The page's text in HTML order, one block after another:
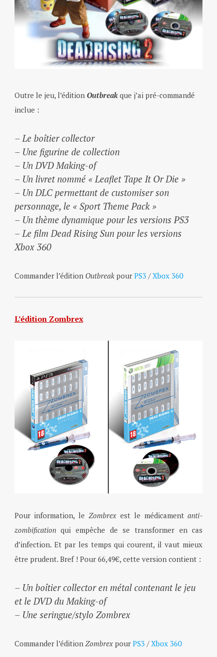
Outre le jeu, l’édition Outbreak que j’ai pré-commandé
inclue :
– Le boîtier collector
– Une figurine de collection
– Un DVD Making-of
– Un livret nommé « Leaflet Tape It Or Die »
– Un DLC permettant de customiser son
personnage, le « Sport Theme Pack »
– Un thème dynamique pour les versions PS3
– Le film Dead Rising Sun pour les versions
Xbox 360
Commander l’édition Outbreak pour PS3 /Xbox 360
L’édition Zombrex
Pour information, leZombrex est le médicamentanti-
zombificationqui empêche de se transformer en cas
d’infection. Et par les temps qui courent, il vaut mieux
être prudent. Bref ! Pour 66,49€, cette version contient :
– Un boîtier collector en métal contenant le jeu
et le DVD du Making-of
– Une seringue/stylo Zombrex
Commander l’édition Zombrex pour PS3 /Xbox 360